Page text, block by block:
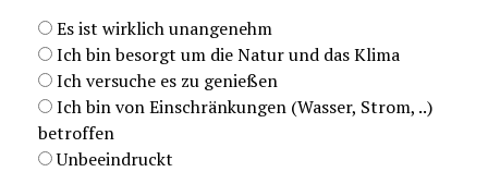
Es ist wirklich unangenehm
Ich bin besorgt um die Natur und das Klima
Ich versuche es zu genießen
Ich bin von Einschränkungen (Wasser, Strom, ..)
betroffen
Unbeeindruckt